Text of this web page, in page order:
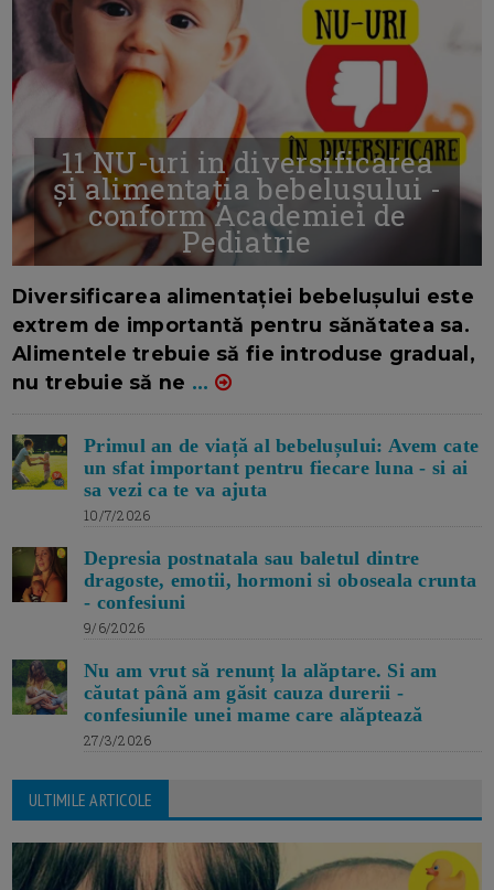
11 NU-uri in diversificarea
și alimentația bebelușului -
conform Academiei de
Pediatrie
Diversificarea alimentației bebelușului este
extrem de importantă pentru sănătatea sa.
Alimentele trebuie să fie introduse gradual,
nu trebuie să ne ...
Primul an de viață al bebelușului: Avem cate
un sfat important pentru fiecare luna - si ai
sa vezi ca te va ajuta
10/7/2026
Depresia postnatala sau baletul dintre
dragoste, emotii, hormoni si oboseala crunta
- confesiuni
9/6/2026
Nu am vrut să renunț la alăptare. Si am
căutat până am găsit cauza durerii -
confesiunile unei mame care alăptează
27/3/2026
ULTIMILE ARTICOLE